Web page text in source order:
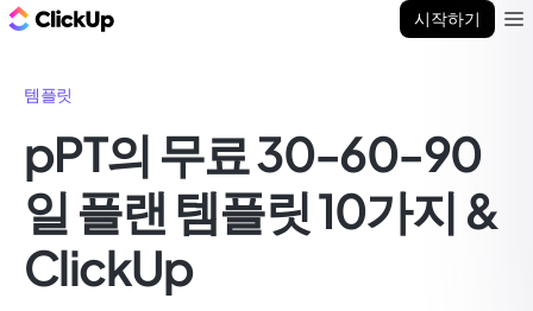
시작하기
템플릿
pPT의 무료 30-60-90
일 플랜 템플릿 10가지 &
ClickUp